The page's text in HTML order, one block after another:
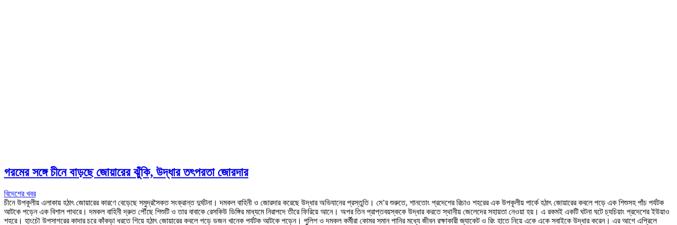
গরমের সঙ্গে চীনে বাড়ছে জোয়ারের ঝুঁকি, উদ্ধার তৎপরতা জোরদার
বিদেশের খবর
চীনে উপকূলীয় এলাকায় হঠাৎ জোয়ারের কারণে বেড়েছে সমুদ্রসৈকত সংক্রান্ত দুর্ঘটনা। দমকল বাহিনী ও জোরদার করেছে উদ্ধার অভিযানের প্রস্তুতি। মে’র শুরুতে, শানতোং প্রদেশের রিচাও শহরের এক উপকূলীয় পার্কে হঠাৎ জোয়ারের কবলে পড়ে এক শিশুসহ পাঁচ পর্যটক
আটকে পড়েন এক বিশাল পাথরে। দমকল বাহিনী দ্রুত পৌঁছে শিশুটি ও তার বাবাকে রেসকিউ ডিঙ্গির মাধ্যমে নিরাপদে তীরে ফিরিয়ে আনে। অপর তিন প্রাপ্তবয়স্ককে উদ্ধার করতে স্থানীয় জেলেদের সহায়তা নেওয়া হয়। এ রকমই একটি ঘটনা ঘটে চ্যচিয়াং প্রদেশের ইউয়াও
শহরে। হাংচৌ উপসাগরের কাদার চরে কাঁকড়া ধরতে গিয়ে হঠাৎ জোয়ারের কবলে পড়ে ডজন খানেক পর্যটক আটকে পড়েন। পুলিশ ও দমকল কর্মীরা কোমর সমান পানির মধ্যে জীবন রক্ষাকারী জ্যাকেট ও রিং হাতে নিয়ে একে একে সবাইকে উদ্ধার করেন। এর আগে এপ্রিলে